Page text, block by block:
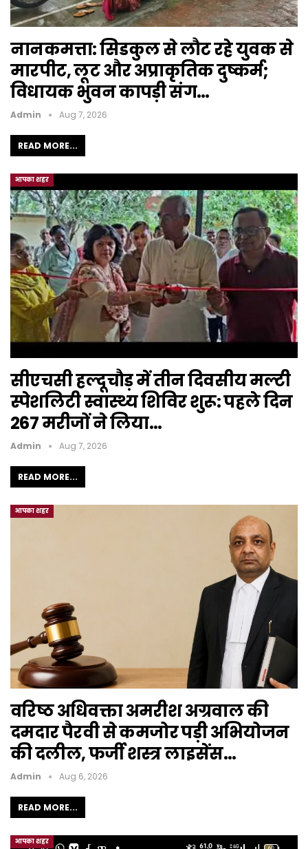
नानकमत्ता: सिडकुल से लौट रहे युवक से
मारपीट, लूट और अप्राकृतिक दुष्कर्म;
विधायक भुवन कापड़ी संग…
Admin Aug 7, 2026
READ MORE...
आपका शहर
सीएचसी हल्दूचौड़ में तीन दिवसीय मल्टी
स्पेशलिटी स्वास्थ्य शिविर शुरू: पहले दिन
267 मरीजों ने लिया…
Admin Aug 7, 2026
READ MORE...
आपका शहर
वरिष्ठ अधिवक्ता अमरीश अग्रवाल की
दमदार पैरवी से कमजोर पड़ी अभियोजन
की दलील, फर्जी शस्त्र लाइसेंस…
Admin Aug 6, 2026
READ MORE...
आपका शहर